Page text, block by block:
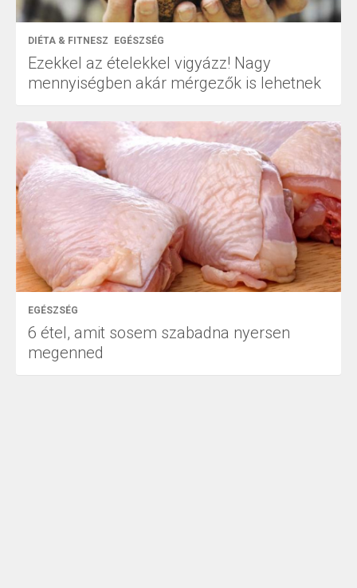
DIÉTA & FITNESZ EGÉSZSÉG
Ezekkel az ételekkel vigyázz! Nagy
mennyiségben akár mérgezők is lehetnek
EGÉSZSÉG
6 étel, amit sosem szabadna nyersen
megenned